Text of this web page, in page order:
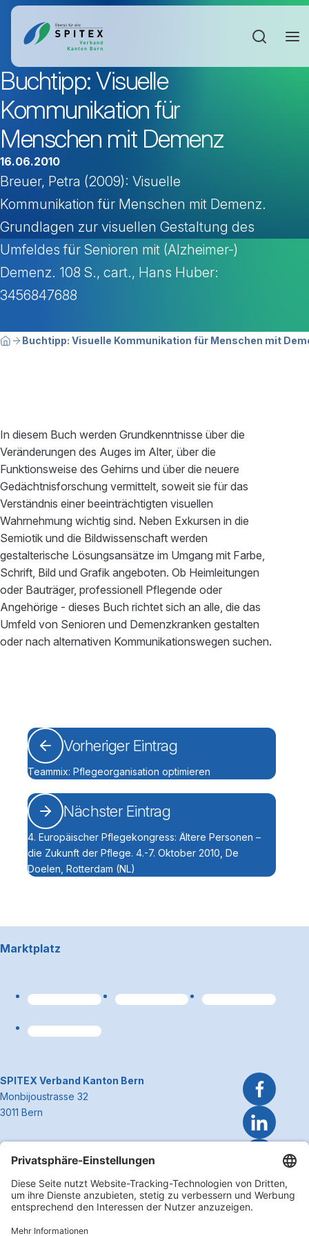
Buchtipp: Visuelle
Kommunikation für
Menschen mit Demenz
16.06.2010
Breuer, Petra (2009): Visuelle
Kommunikation für Menschen mit Demenz.
Grundlagen zur visuellen Gestaltung des
Umfeldes für Senioren mit (Alzheimer-)
Demenz. 108 S., cart., Hans Huber:
3456847688
Breadcrumbnavigation
Sie befinden sich hier:
HomeBuchtipp: Visuelle Kommunikation für Menschen mit
In diesem Buch werden Grundkenntnisse über die
Veränderungen des Auges im Alter, über die
Funktionsweise des Gehirns und über die neuere
Gedächtnisforschung vermittelt, soweit sie für das
Verständnis einer beeinträchtigten visuellen
Wahrnehmung wichtig sind. Neben Exkursen in die
Semiotik und die Bildwissenschaft werden
gestalterische Lösungsansätze im Umgang mit Farbe,
Schrift, Bild und Grafik angeboten. Ob Heimleitungen
oder Bauträger, professionell Pflegende oder
Angehörige - dieses Buch richtet sich an alle, die das
Umfeld von Senioren und Demenzkranken gestalten
oder nach alternativen Kommunikationswegen suchen.
Vorheriger Eintrag
Teammix: Pflegeorganisation optimieren
Nächster Eintrag
4. Europäischer Pflegekongress: Ältere Personen –
die Zukunft der Pflege. 4.-7. Oktober 2010, De
Doelen, Rotterdam (NL)
Marktplatz
~Kontaktinformationen
SPITEX Verband Kanton Bern
Monbijoustrasse 32
3011 Bern
E-Mailinfo@spitexbe.ch
Kontakt